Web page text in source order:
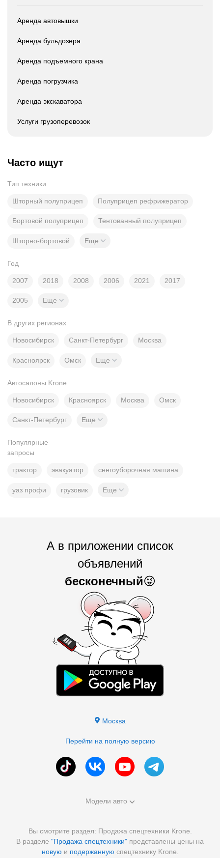
Аренда автовышки
Аренда бульдозера
Аренда подъемного крана
Аренда погрузчика
Аренда экскаватора
Услуги грузоперевозок
Часто ищут
Тип техники
Шторный полуприцеп Полуприцеп рефрижератор
Бортовой полуприцеп Тентованный полуприцеп
Шторно-бортовой Еще
Год
2007 2018 2008 2006 2021 2017
2005 Еще
В других регионах
Новосибирск Санкт-Петербург Москва
Красноярск Омск Еще
Автосалоны Krone
Новосибирск Красноярск Москва Омск
Санкт-Петербург Еще
Популярные
запросы
трактор эвакуатор снегоуборочная машина
уаз профи грузовик Еще
А в приложении список
объявлений
бесконечный😜
Москва
Перейти на полную версию
Модели авто
Вы смотрите раздел: Продажа спецтехники Krone.
В разделе "Продажа спецтехники" представлены цены на
новую и подержанную спецтехнику Krone.